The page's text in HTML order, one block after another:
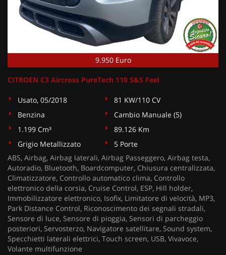
9.950 Euro
CITROEN C3 Aircross PureTech 110 S&S Feel
Usato, 05/2018
81 KW/110 CV
Benzina
Cambio Manuale (5)
1.199 Cm³
89.126 Km
Grigio Metallizzato
5 Porte
ABS, Airbag, Airbag laterali, Airbag Passeggero, Airbag testa,
Autoradio, Bluetooth, Boardcomputer, Chiusura centralizzata,
Climatizzatore, Controllo automatico clima, Controllo
elettronico della corsia, Cruise Control, ESP, Hill holder,
Immobilizzatore elettronico, Isofix, Limitatore di velocità, MP3,
Park Distance Control, Riconoscimento dei segnali stradali,
Sensore di luce, Sensore di pioggia, Sensori di parcheggio
posteriori, Servosterzo, Navigatore satellitare, Sound system,
Specchietti laterali elettrici, Touch screen, USB, Vivavoce,
Volante multifunzione